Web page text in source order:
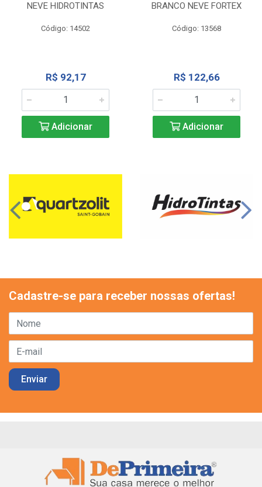
NEVE HIDROTINTAS
Código: 14502
R$ 92,17
Adicionar
BRANCO NEVE FORTEX
Código: 13568
R$ 122,66
Adicionar
Cadastre-se para receber nossas ofertas!